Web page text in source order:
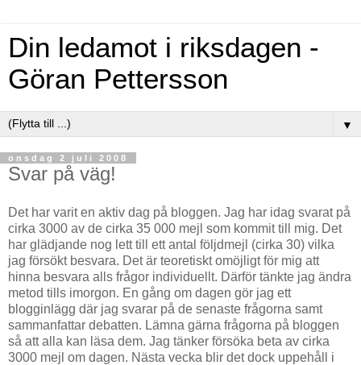
Din ledamot i riksdagen -
Göran Pettersson
▼
onsdag 2 juli 2008
Svar på väg!
Det har varit en aktiv dag på bloggen. Jag har idag svarat på
cirka 3000 av de cirka 35 000 mejl som kommit till mig. Det
har glädjande nog lett till ett antal följdmejl (cirka 30) vilka
jag försökt besvara. Det är teoretiskt omöjligt för mig att
hinna besvara alls frågor individuellt. Därför tänkte jag ändra
metod tills imorgon. En gång om dagen gör jag ett
blogginlägg där jag svarar på de senaste frågorna samt
sammanfattar debatten. Lämna gärna frågorna på bloggen
så att alla kan läsa dem. Jag tänker försöka beta av cirka
3000 mejl om dagen. Nästa vecka blir det dock uppehåll i